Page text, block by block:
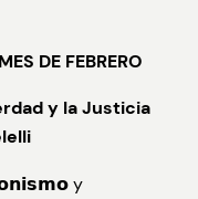
DE FEBRERO
y la Justicia
y